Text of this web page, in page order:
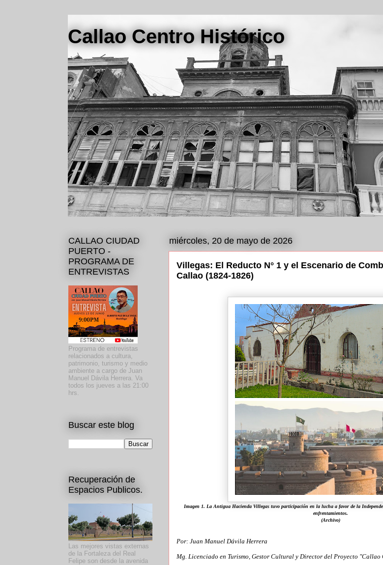
Callao Centro Histórico
miércoles, 20 de mayo de 2026
Villegas: El Reducto N° 1 y el Escenario de
Callao (1824-1826)
Imagen 1. La Antigua Hacienda Villegas tuvo participación en la lucha a favor de la
enfrentamientos.
(Archivo)
Por: Juan Manuel Dávila Herrera
Mg. Licenciado en Turismo, Gestor Cultural y Director del Proyecto
CALLAO CIUDAD
PUERTO -
PROGRAMA DE
ENTREVISTAS
Programa de entrevistas
relacionados a cultura,
patrimonio, turismo y medio
ambiente a cargo de Juan
Manuel Dávila Herrera. Va
todos los jueves a las 21:00
hrs.
Buscar este blog
Recuperación de
Espacios Publicos.
Las mejores vistas externas
de la Fortaleza del Real
Felipe son desde la avenida